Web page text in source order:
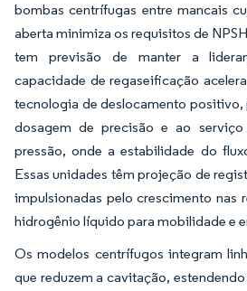
bombas centrífugas entre mancais
aberta minimiza os requisitos de
tem previsão de manter a
capacidade de regaseificação
tecnologia de deslocamento positivo,
dosagem de precisão e ao
pressão, onde a estabilidade do
Essas unidades têm projeção de
impulsionadas pelo crescimento nas
hidrogênio líquido para mobilidade e
Os modelos centrífugos integram
que reduzem a cavitação,